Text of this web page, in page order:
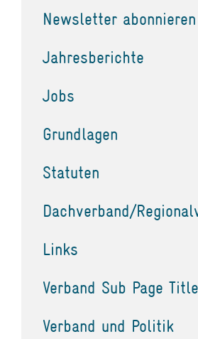
Newsletter abonnieren
Jahresberichte
Jobs
Grundlagen
Statuten
Dachverband/
Links
Verband Sub Page Title
Verband und Politik